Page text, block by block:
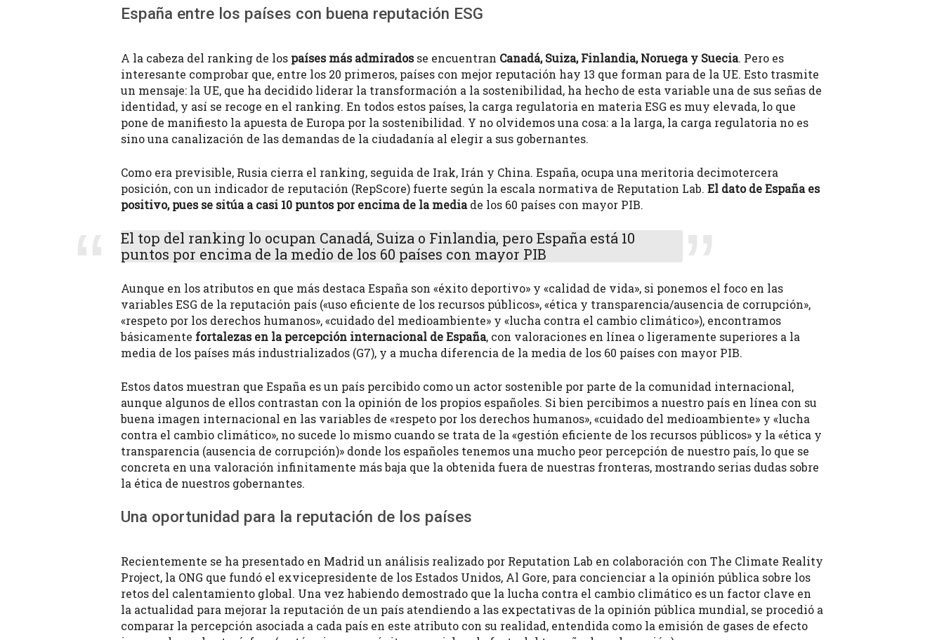
España entre los países con buena reputación ESG
A la cabeza del ranking de los países más admiradosse encuentran Canadá, Suiza, Finlandia, Noruega y Suecia. Pero es
interesante comprobar que, entre los 20 primeros, países con mejor reputación hay 13 que forman para de la UE. Esto trasmite
un mensaje: la UE, que ha decidido liderar la transformación a la sostenibilidad, ha hecho de esta variable una de sus señas de
identidad, y así se recoge en el ranking. En todos estos países, la carga regulatoria en materia ESG es muy elevada, lo que
pone de manifiesto la apuesta de Europa por la sostenibilidad. Y no olvidemos una cosa: a la larga, la carga regulatoria no es
sino una canalización de las demandas de la ciudadanía al elegir a sus gobernantes.
Como era previsible, Rusia cierra el ranking, seguida de Irak, Irán y China. España, ocupa una meritoria decimotercera
posición, con un indicador de reputación (RepScore) fuerte según la escala normativa de Reputation Lab. El dato de España es
positivo, pues se sitúa a casi 10 puntos por encima de la mediade los 60 países con mayor PIB.
El top del ranking lo ocupan Canadá, Suiza o Finlandia, pero España está 10
puntos por encima de la medio de los 60 países con mayor PIB
Aunque en los atributos en que más destaca España son «éxito deportivo» y «calidad de vida», si ponemos el foco en las
variables ESG de la reputación país («uso eficiente de los recursos públicos», «ética y transparencia/ausencia de corrupción»,
«respeto por los derechos humanos», «cuidado del medioambiente» y «lucha contra el cambio climático»), encontramos
básicamente fortalezas en la percepción internacional de España, con valoraciones en línea o ligeramente superiores a la
media de los países más industrializados (G7), y a mucha diferencia de la media de los 60 países con mayor PIB.
Estos datos muestran que España es un país percibido como un actor sostenible por parte de la comunidad internacional,
aunque algunos de ellos contrastan con la opinión de los propios españoles. Si bien percibimos a nuestro país en línea con su
buena imagen internacional en las variables de «respeto por los derechos humanos», «cuidado del medioambiente» y «lucha
contra el cambio climático», no sucede lo mismo cuando se trata de la «gestión eficiente de los recursos públicos» y la «ética y
transparencia (ausencia de corrupción)» donde los españoles tenemos una mucho peor percepción de nuestro país, lo que se
concreta en una valoración infinitamente más baja que la obtenida fuera de nuestras fronteras, mostrando serias dudas sobre
la ética de nuestros gobernantes.
Una oportunidad para la reputación de los países
Recientemente se ha presentado en Madrid un análisis realizado por Reputation Lab en colaboración con The Climate Reality
Project, la ONG que fundó el exvicepresidente de los Estados Unidos, Al Gore, para concienciar a la opinión pública sobre los
retos del calentamiento global. Una vez habiendo demostrado que la lucha contra el cambio climático es un factor clave en
la actualidad para mejorar la reputación de un país atendiendo a las expectativas de la opinión pública mundial, se procedió a
comparar la percepción asociada a cada país en este atributo con su realidad, entendida como la emisión de gases de efecto